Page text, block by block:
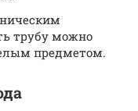
трубу можно
предметом.